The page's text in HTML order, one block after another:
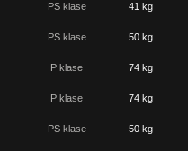
PS klase 41 kg
PS klase 50 kg
P klase 74 kg
P klase 74 kg
PS klase 50 kg